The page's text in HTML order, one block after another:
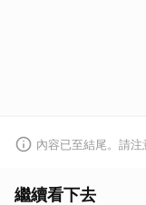
內容已至結尾。請注
繼續看下去